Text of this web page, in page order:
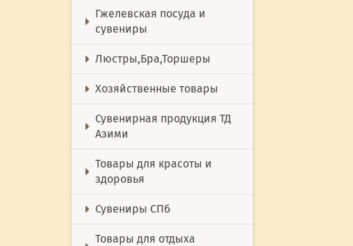
Гжелевская посуда и
сувениры
Люстры,Бра,Торшеры
Хозяйственные товары
Сувенирная продукция ТД
Азими
Товары для красоты и
здоровья
Сувениры СПб
Товары для отдыха